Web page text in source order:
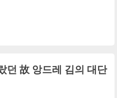
던 故 앙드레 김의 대단